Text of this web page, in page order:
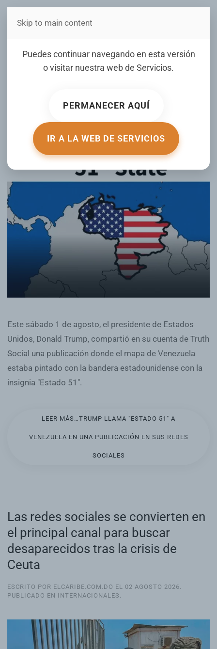
Estás en Telenord Medios
Puedes continuar navegando en esta versión
o visitar nuestra web de Servicios.
PERMANECER AQUÍ
IR A LA WEB DE SERVICIOS
Skip to main content
Trump llama "Estado 51" a
PUBLICADO EN
Este sábado 1 de agosto, el presidente de Estados
Unidos, Donald Trump, compartió en su cuenta de Truth
Social una publicación donde el mapa de Venezuela
estaba pintado con la bandera estadounidense con la
insignia "Estado 51".
LEER MÁS…TRUMP LLAMA "ESTADO 51" A
VENEZUELA EN UNA PUBLICACIÓN EN SUS REDES
SOCIALES
Las redes sociales se convierten en
el principal canal para buscar
desaparecidos tras la crisis de
Ceuta
ESCRITO POR ELCARIBE.COM.DO EL 02 AGOSTO 2026
PUBLICADO EN INTERNACIONALES